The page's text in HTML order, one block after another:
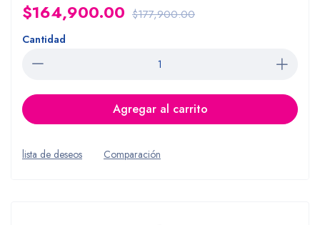
$164,900.00 $177,900.00
Cantidad
Agregar al carrito
lista de deseos Comparación